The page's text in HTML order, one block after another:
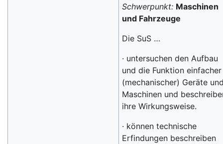
Schwerpunkt: Maschinen
und Fahrzeuge
Die SuS …
· untersuchen den Aufbau
und die Funktion einfacher
(mechanischer) Geräte
Maschinen und
ihre Wirkungsweise.
· können technische
Erfindungen beschreiben